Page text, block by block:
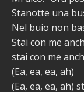
Stanotte una
Nel buio non
Stai con me
stai con me
(Ea, ea, ea, ah)
(Ea, ea, ea, ah)